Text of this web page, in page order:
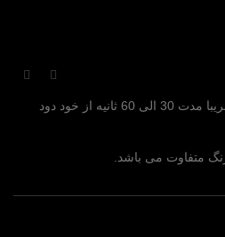
دود زای رنگی با روشن شدن تغریبا مدت 30 الی 60 ثانیه از خود دود